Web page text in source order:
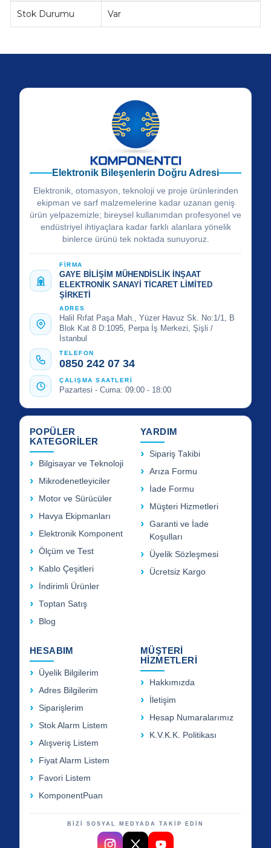
Stok Durumu Var
Elektronik Bileşenlerin Doğru Adresi
Elektronik, otomasyon, teknoloji ve proje ürünlerinden
ekipman ve sarf malzemelerine kadar uzanan geniş
ürün yelpazemizle; bireysel kullanımdan profesyonel ve
endüstriyel ihtiyaçlara kadar farklı alanlara yönelik
binlerce ürünü tek noktada sunuyoruz.
FİRMA
GAYE BİLİŞİM MÜHENDİSLİK İNŞAAT
ELEKTRONİK SANAYİ TİCARET LİMİTED
ŞİRKETİ
ADRES
Halil Rıfat Paşa Mah., Yüzer Havuz Sk. No:1/1, B
Blok Kat 8 D:1095, Perpa İş Merkezi, Şişli /
İstanbul
TELEFON
0850 242 07 34
ÇALIŞMA SAATLERİ
Pazartesi - Cuma: 09:00 - 18:00
POPÜLER
KATEGORİLER
Bilgisayar ve Teknoloji
Mikrodenetleyiciler
Motor ve Sürücüler
Havya Ekipmanları
Elektronik Komponent
Ölçüm ve Test
Kablo Çeşitleri
İndirimli Ürünler
Toptan Satış
Blog
YARDIM
Sipariş Takibi
Arıza Formu
İade Formu
Müşteri Hizmetleri
Garanti ve İade
Koşulları
Üyelik Sözleşmesi
Ücretsiz Kargo
HESABIM
Üyelik Bilgilerim
Adres Bilgilerim
Siparişlerim
Stok Alarm Listem
Alışveriş Listem
Fiyat Alarm Listem
Favori Listem
KomponentPuan
MÜŞTERİ
HİZMETLERİ
Hakkımızda
İletişim
Hesap Numaralarımız
K.V.K.K. Politikası
BİZİ SOSYAL MEDYADA TAKİP EDİN